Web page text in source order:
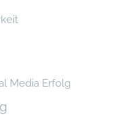
Media Erfolg